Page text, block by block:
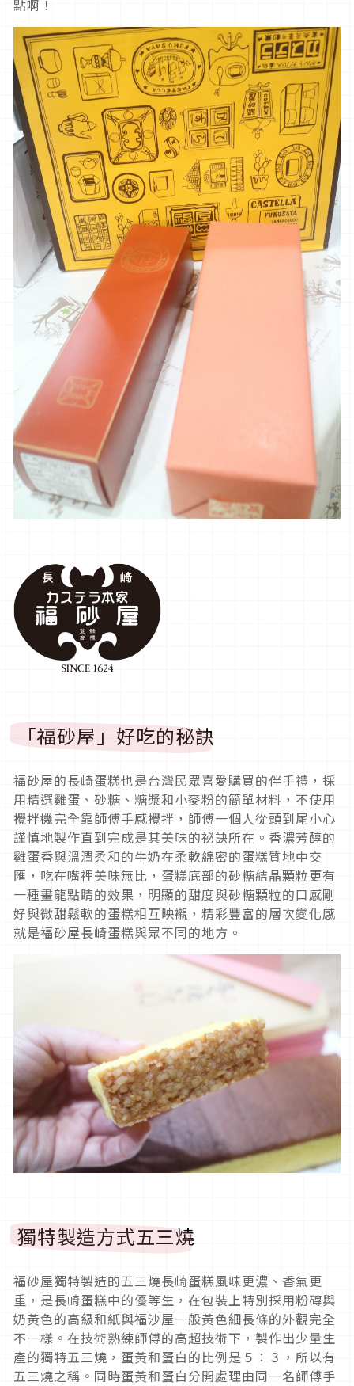
點啊！
「福砂屋」好吃的秘訣
福砂屋的長崎蛋糕也是台灣民眾喜愛購買的伴手禮，採
用精選雞蛋、砂糖、糖漿和小麥粉的簡單材料，不使用
攪拌機完全靠師傅手感攪拌，師傅一個人從頭到尾小心
謹慎地製作直到完成是其美味的祕訣所在。香濃芳醇的
雞蛋香與溫潤柔和的牛奶在柔軟綿密的蛋糕質地中交
匯，吃在嘴裡美味無比，蛋糕底部的砂糖結晶顆粒更有
一種畫龍點睛的效果，明顯的甜度與砂糖顆粒的口感剛
好與微甜鬆軟的蛋糕相互映襯，精彩豐富的層次變化感
就是福砂屋長崎蛋糕與眾不同的地方。
獨特製造方式五三燒
福砂屋獨特製造的五三燒長崎蛋糕風味更濃、香氣更
重，是長崎蛋糕中的優等生，在包裝上特別採用粉磚與
奶黃色的高級和紙與福沙屋一般黃色細長條的外觀完全
不一樣。在技術熟練師傅的高超技術下，製作出少量生
產的獨特五三燒，蛋黃和蛋白的比例是５：３，所以有
五三燒之稱。同時蛋黃和蛋白分開處理由同一名師傅手